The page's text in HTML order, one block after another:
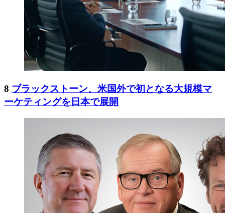
8 ブラックストーン、米国外で初となる大規模マ
ーケティングを日本で展開